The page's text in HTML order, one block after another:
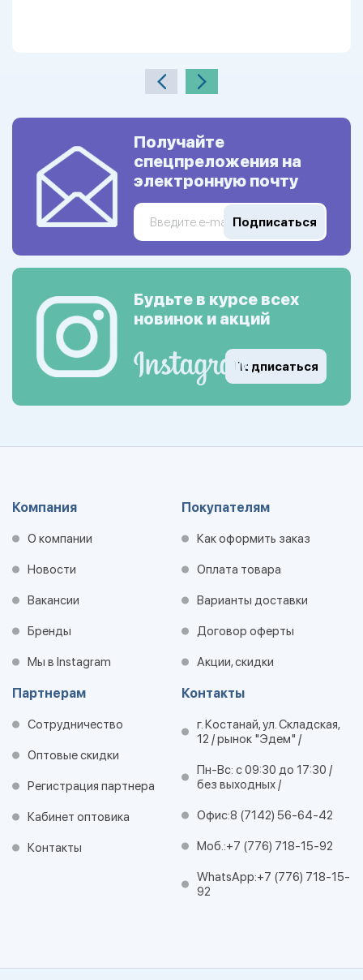
Получайте
спецпреложения на
электронную почту
Подписаться
Будьте в курсе всех
новинок и акций
Подписаться
Компания
О компании
Новости
Вакансии
Бренды
Мы в Instagram
Покупателям
Как оформить заказ
Оплата товара
Варианты доставки
Договор оферты
Акции, скидки
Партнерам
Сотрудничество
Оптовые скидки
Регистрация партнера
Кабинет оптовика
Контакты
Контакты
г. Костанай, ул. Складская,
12 / рынок "Эдем" /
Пн-Вс: с 09:30 до 17:30 /
без выходных /
Офис:8 (7142) 56-64-42
Моб.:+7 (776) 718-15-92
WhatsApp:+7 (776) 718-15-
92